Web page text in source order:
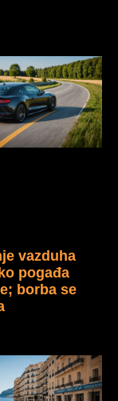
vazduha
pogađa
borba se